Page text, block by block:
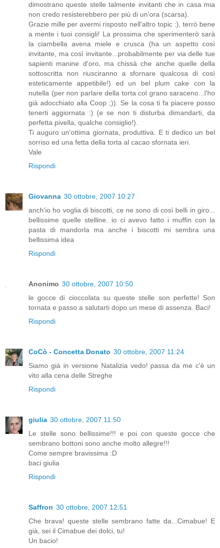
dimostrano queste stelle talmente invitanti che in casa mia
non credo resisterebbero per più di un'ora (scarsa).
Grazie mille per avermi risposto nell'altro topic :), terrò bene
a mente i tuoi consigli! La prossima che sperimenterò sarà
la ciambella avena miele e crusca (ha un aspetto così
invitante, ma così invitante...probabilmente per via delle tue
sapienti manine d'oro, ma chissà che anche quelle della
sottoscritta non riusciranno a sfornare qualcosa di così
esteticamente appetibile!) ed un bel plum cake con la
nutella (per non parlare della torta col grano saraceno...l'ho
già adocchiato alla Coop ;)). Se la cosa ti fa piacere posso
tenerti aggiornata :) (e se non ti disturba dimandarti, da
perfetta pivella, qualche consiglio!).
Ti auguro un'ottima giornata, produttiva. E ti dedico un bel
sorriso ed una fetta della torta al cacao sfornata ieri.
Vale
Rispondi
Giovanna 30 ottobre, 2007 10:27
anch'io ho voglia di biscotti, ce ne sono di così belli in giro...
bellissime quelle stelline. io ci avevo fatto i muffin con la
pasta di mandorla ma anche i biscotti mi sembra una
bellissima idea
Rispondi
Anonimo 30 ottobre, 2007 10:50
le gocce di cioccolata su queste stelle son perfette! Son
tornata e passo a salutarti dopo un mese di assenza. Baci!
Rispondi
CoCò - Concetta Donato 30 ottobre, 2007 11:24
Siamo già in versione Natalizia vedo! passa da me c'è un
vito alla cena delle Streghe
Rispondi
giulia 30 ottobre, 2007 11:50
Le stelle sono bellissime!!! e poi con queste gocce che
sembrano bottoni sono anche molto allegre!!!
Come sempre bravissima :D
baci giulia
Rispondi
Saffron 30 ottobre, 2007 12:51
Che brava! queste stelle sembrano fatte da...Cimabue! E
già, sei il Cimabue dei dolci, tu!
Un bacio!